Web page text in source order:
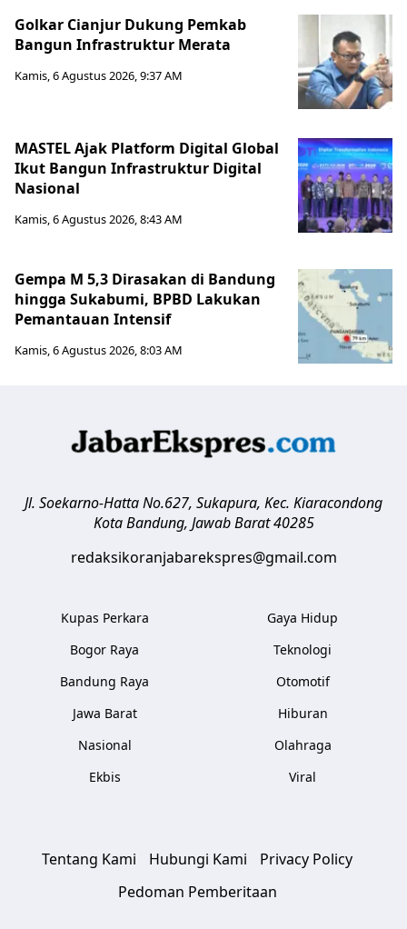
Golkar Cianjur Dukung Pemkab
Bangun Infrastruktur Merata
Kamis, 6 Agustus 2026, 9:37 AM
MASTEL Ajak Platform Digital Global
Ikut Bangun Infrastruktur Digital
Nasional
Kamis, 6 Agustus 2026, 8:43 AM
Gempa M 5,3 Dirasakan di Bandung
hingga Sukabumi, BPBD Lakukan
Pemantauan Intensif
Kamis, 6 Agustus 2026, 8:03 AM
Jl. Soekarno-Hatta No.627, Sukapura, Kec. Kiaracondong
Kota Bandung, Jawab Barat 40285
redaksikoranjabarekspres@gmail.com
Kupas Perkara
Bogor Raya
Bandung Raya
Jawa Barat
Nasional
Ekbis
Gaya Hidup
Teknologi
Otomotif
Hiburan
Olahraga
Viral
Tentang Kami Hubungi Kami
Privacy Policy
Pedoman Pemberitaan